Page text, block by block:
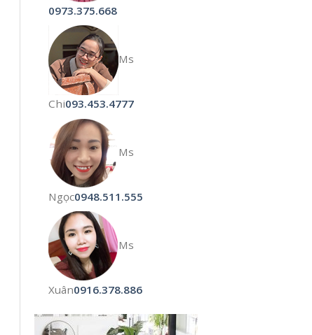
0973.375.668
Ms
Chi093.453.4777
Ms
Ngọc0948.511.555
Ms
Xuân0916.378.886